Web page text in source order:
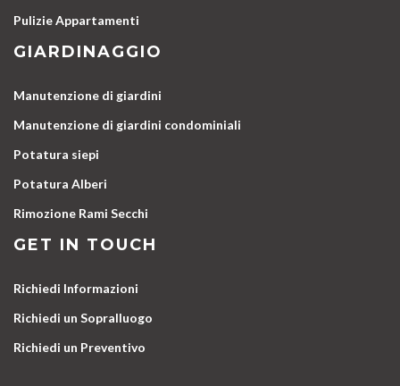
Pulizie Appartamenti
GIARDINAGGIO
Manutenzione di giardini
Manutenzione di giardini condominiali
Potatura siepi
Potatura Alberi
Rimozione Rami Secchi
GET IN TOUCH
Richiedi Informazioni
Richiedi un Sopralluogo
Richiedi un Preventivo